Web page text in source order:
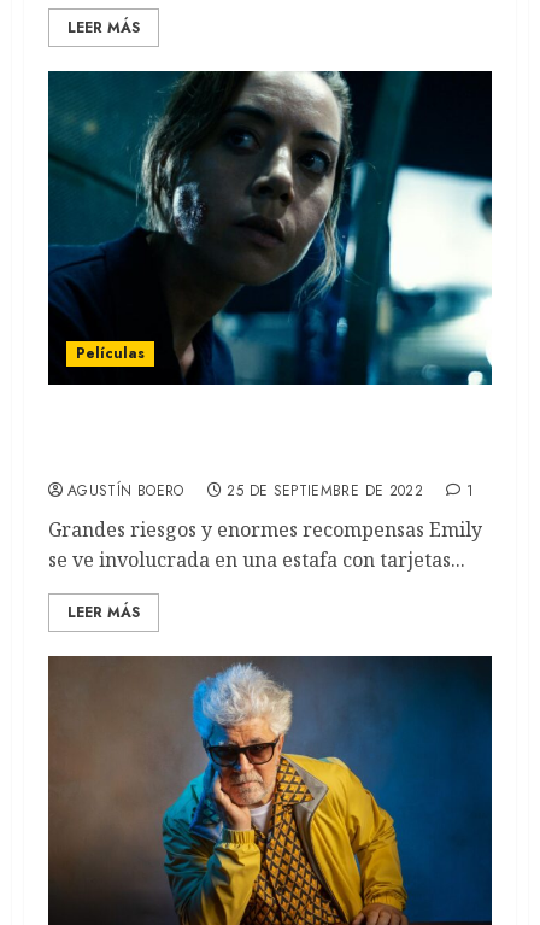
LEER MÁS
Películas
AGUSTÍN BOERO 25 DE SEPTIEMBRE DE 2022 1
Grandes riesgos y enormes recompensas Emily
se ve involucrada en una estafa con tarjetas...
LEER MÁS